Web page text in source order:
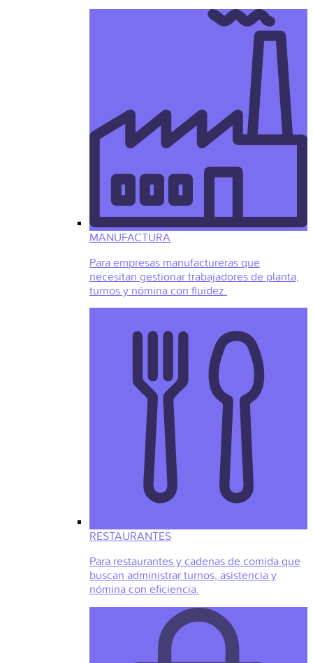
MANUFACTURA
Para empresas manufactureras que
necesitan gestionar trabajadores de planta,
turnos y nómina con fluidez.
RESTAURANTES
Para restaurantes y cadenas de comida que
buscan administrar turnos, asistencia y
nómina con eficiencia.